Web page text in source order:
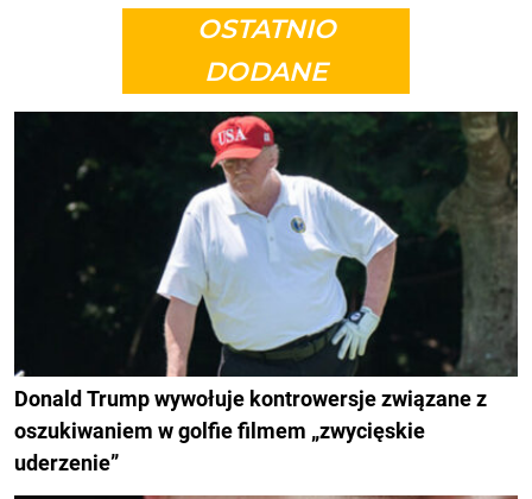
OSTATNIO
DODANE
Donald Trump wywołuje kontrowersje związane z
oszukiwaniem w golfie filmem „zwycięskie
uderzenie”